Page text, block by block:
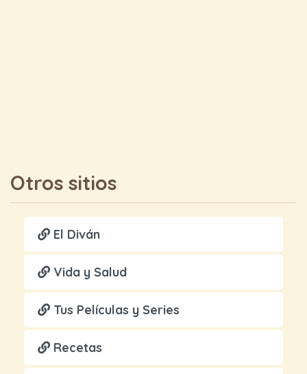
Otros sitios
El Diván
Vida y Salud
Tus Películas y Series
Recetas